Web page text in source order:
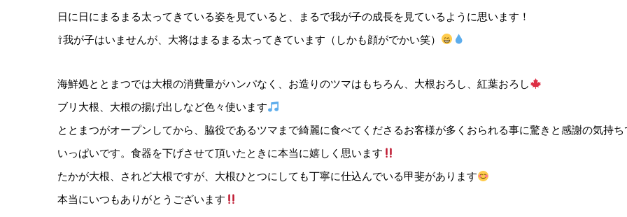
日に日にまるまる太ってきている姿を見ていると、まるで我が子の成長を見ているように思います！
⇧我が子はいませんが、大将はまるまる太ってきています（しかも顔がでかい笑）
海鮮処ととまつでは大根の消費量がハンパなく、お造りのツマはもちろん、大根おろし、紅葉おろし
ブリ大根、大根の揚げ出しなど色々使います
ととまつがオープンしてから、脇役であるツマまで綺麗に食べてくださるお客様が多くおられる事に驚きと感謝の気持ち
いっぱいです。食器を下げさせて頂いたときに本当に嬉しく思います
たかが大根、されど大根ですが、大根ひとつにしても丁寧に仕込んでいる甲斐があります
本当にいつもありがとうございます